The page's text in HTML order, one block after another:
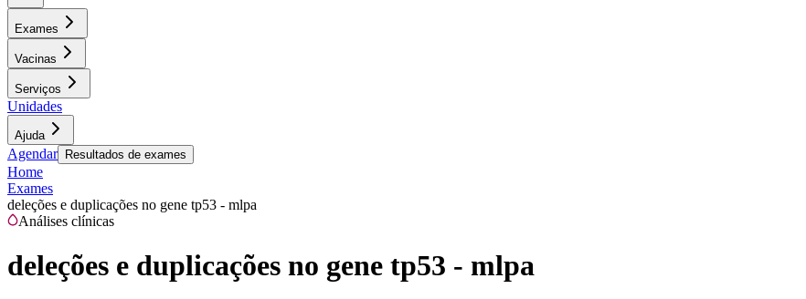
Exames
Vacinas
Serviços
Unidades
Ajuda
Agendar Resultados de exames
Home
Exames
deleções e duplicações no gene tp53 - mlpa
Análises clínicas
deleções e duplicações no gene tp53 - mlpa